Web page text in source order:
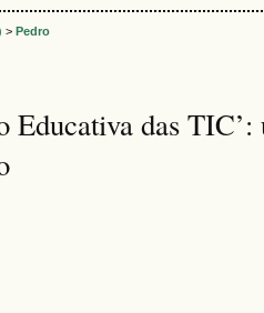
> Pedro
Educativa das